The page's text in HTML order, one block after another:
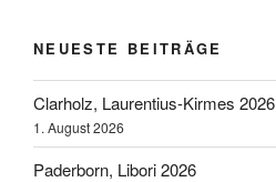
NEUESTE BEITRÄGE
Clarholz, Laurentius-Kirmes 2026
1. August 2026
Paderborn, Libori 2026